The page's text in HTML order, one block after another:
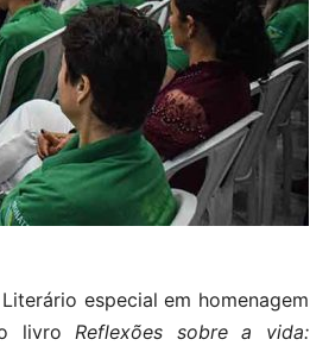
especial em homenagem
o livroReflexões sobre a vida: